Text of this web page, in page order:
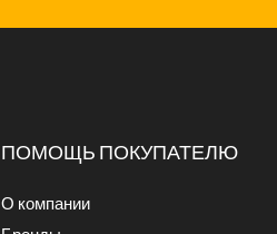
ПОМОЩЬ ПОКУПАТЕЛЮ
О компании